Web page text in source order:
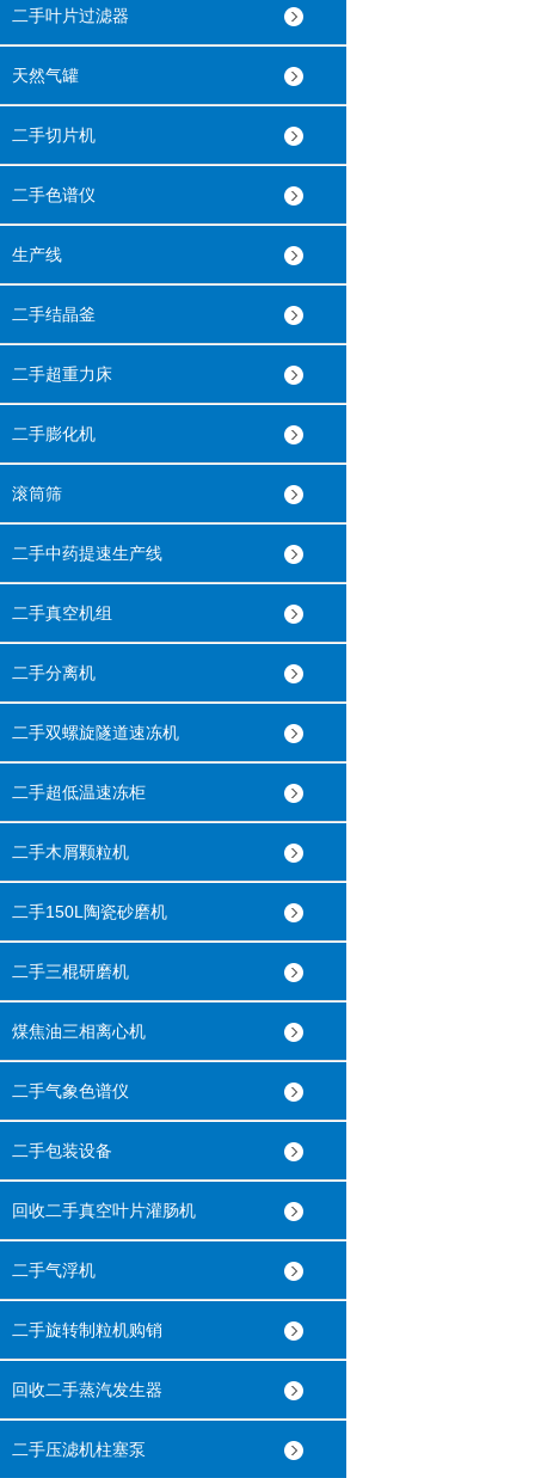
二手叶片过滤器
天然气罐
二手切片机
二手色谱仪
生产线
二手结晶釜
二手超重力床
二手膨化机
滚筒筛
二手中药提速生产线
二手真空机组
二手分离机
二手双螺旋隧道速冻机
二手超低温速冻柜
二手木屑颗粒机
二手150L陶瓷砂磨机
二手三棍研磨机
煤焦油三相离心机
二手气象色谱仪
二手包装设备
回收二手真空叶片灌肠机
二手气浮机
二手旋转制粒机购销
回收二手蒸汽发生器
二手压滤机柱塞泵